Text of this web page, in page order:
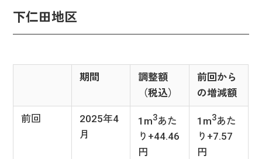
下仁田地区
期間
調整額
（税込）
前回から
の増減額
前回
2025年4
月
1m3あた
り+44.46
円
1m3あた
り+7.57
円